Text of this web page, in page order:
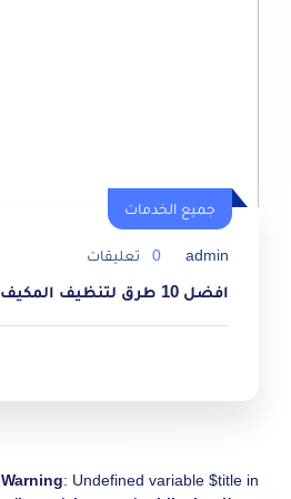
جميع الخدمات
admin
0 تعليقات
افضل 10 طرق لتنظيف المكيف بالماء والخل
Warning: Undefined variable $title in